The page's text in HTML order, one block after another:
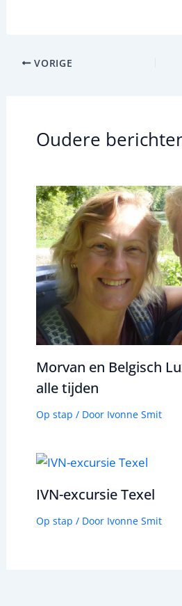
VORIGE
Oudere
Morvan en Belgisch
alle tijden
Op stap / Door Ivonne Smit
IVN-excursie Texel
Op stap / Door Ivonne Smit